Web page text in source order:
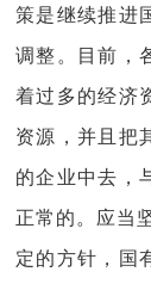
策是继续推进
调整。目前，
着过多的经济
资源，并且把
的企业中去，
正常的。应当
定的方针，国